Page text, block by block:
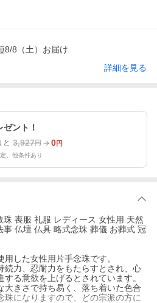
8/8（土）お届け
詳細を見る
ント！
と 3,927円 0円
。他条件あり
喪服 礼服 レディース 女性用 天然
仏壇 仏具 略式念珠 葬儀 お葬式 冠
した女性用片手念珠です。
続力、忍耐力をもたらすとされ、心
る意欲を上げるとされています。
大きさで持ち易く、落ち着いた色合
珠になりますので、どの宗派の方に